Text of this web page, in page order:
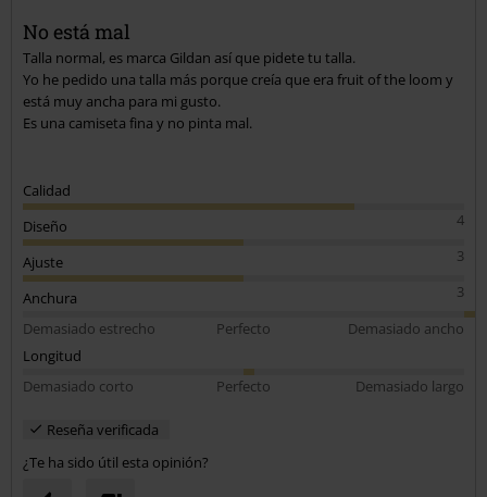
No está mal
Talla normal, es marca Gildan así que pidete tu talla.
Yo he pedido una talla más porque creía que era fruit of the loom y
está muy ancha para mi gusto.
Es una camiseta fina y no pinta mal.
Calidad
4
Diseño
3
Ajuste
3
Anchura
Demasiado estrecho
Perfecto
Demasiado ancho
Longitud
Demasiado corto
Perfecto Demasiado largo
Reseña verificada
¿Te ha sido útil esta opinión?